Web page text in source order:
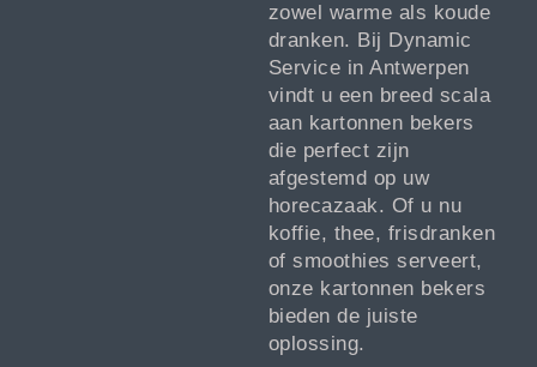
zowel warme als koude
dranken. Bij Dynamic
Service in Antwerpen
vindt u een breed scala
aan kartonnen bekers
die perfect zijn
afgestemd op uw
horecazaak. Of u nu
koffie, thee, frisdranken
of smoothies serveert,
onze kartonnen bekers
bieden de juiste
oplossing.